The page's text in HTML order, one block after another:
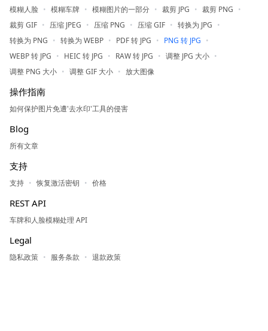
模糊人脸
模糊车牌 模糊图片的一部分 裁剪 JPG
裁剪 PNG
裁剪 GIF
压缩 JPEG 压缩 PNG 压缩 GIF
转换为 JPG
转换为 PNG
转换为 WEBP PDF 转 JPG
PNG 转 JPG
WEBP 转 JPG
HEIC 转 JPG RAW 转 JPG
调整 JPG 大小
调整 PNG 大小
调整 GIF 大小 放大图像
操作指南
如何保护图片免遭'去水印'工具的侵害
Blog
所有文章
支持
支持 恢复激活密钥 价格
REST API
车牌和人脸模糊处理 API
Legal
隐私政策 服务条款 退款政策